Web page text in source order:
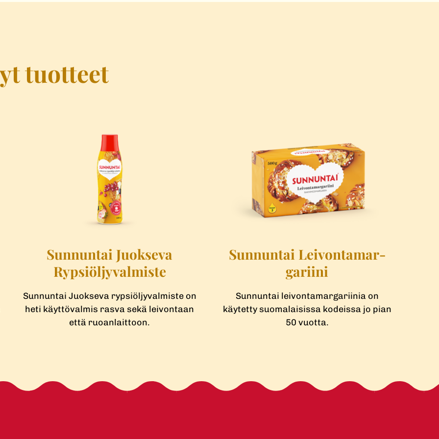
tuotteet
Sunnuntai Juokseva
Rypsiöljy­valmiste
Sunnuntai Juokseva rypsiöljyvalmiste on
heti käyttövalmis rasva sekä leivontaan
että ruoanlaittoon.
Sunnuntai Leivontamar­
gariini
Sunnuntai leivontamargariinia on
käytetty suomalaisissa kodeissa jo pian
50 vuotta.